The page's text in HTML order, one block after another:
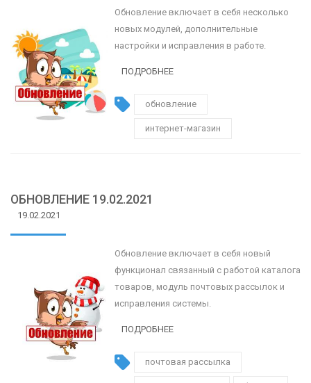
Обновление включает в себя несколько
новых модулей, дополнительные
настройки и исправления в работе.
ПОДРОБНЕЕ
обновление
интернет-магазин
ОБНОВЛЕНИЕ 19.02.2021
19.02.2021
Обновление включает в себя новый
функционал связанный с работой каталога
товаров, модуль почтовых рассылок и
исправления системы.
ПОДРОБНЕЕ
почтовая рассылка